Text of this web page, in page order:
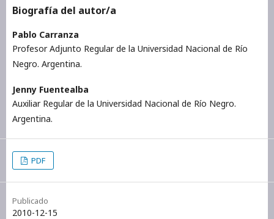
Biografía del autor/a
Pablo Carranza
Profesor Adjunto Regular de la Universidad Nacional de Río
Negro. Argentina.
Jenny Fuentealba
Auxiliar Regular de la Universidad Nacional de Río Negro.
Argentina.
PDF
Publicado
2010-12-15